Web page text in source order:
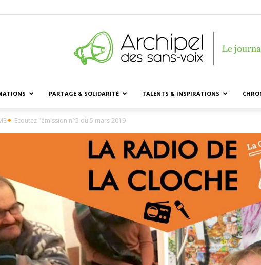
sans-
PARTAGE & SOLIDARITÉ TALENTS & INSPIRATIONS
Ecoutez l’émission n°5 du 5 mars 2019